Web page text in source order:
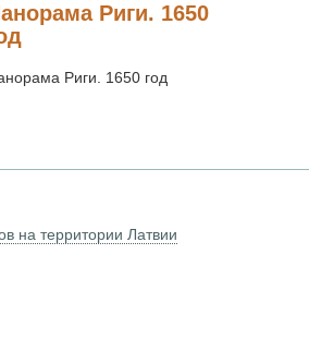
Риги. 1650
Риги. 1650 год
на территории Латвии